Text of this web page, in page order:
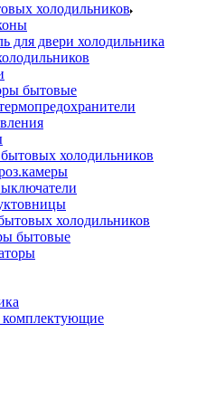
холодильников
для двери холодильника
бытовые
холодильников
холодильников
бытовые
комплектующие